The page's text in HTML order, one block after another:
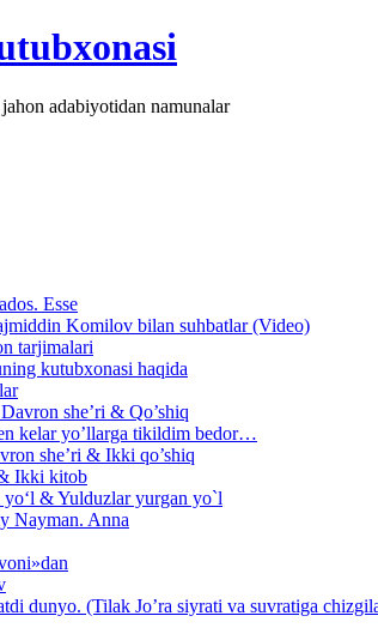
adabiyotidan namunalar
Esse
Komilov bilan suhbatlar (Video)
tarjimalari
kutubxonasi haqida
she’ri & Qo’shiq
kelar yo’llarga tikildim bedor…
she’ri & Ikki qo’shiq
Ikki kitob
& Yulduzlar yurgan yo`l
Nayman. Anna
dunyo. (Tilak Jo’ra siyrati va suvratiga